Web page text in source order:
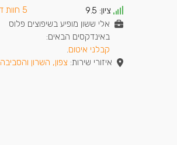
ציון: 9.5
5 חוות דעת
אלי ששון מופיע בשיפוצים פלוס
באינדקסים הבאים:
קבלני איטום.
איזורי שירות: צפון, השרון והסביבה